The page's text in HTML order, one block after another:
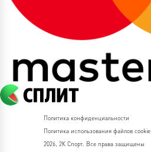
Политика конфиденциальности
Политика использования файлов cookie
2026, 2К Спорт. Все права защищены